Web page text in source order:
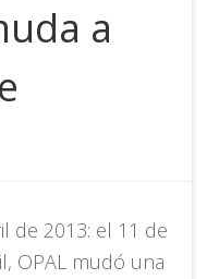
a
de 2013: el 11 de
OPAL mudó una